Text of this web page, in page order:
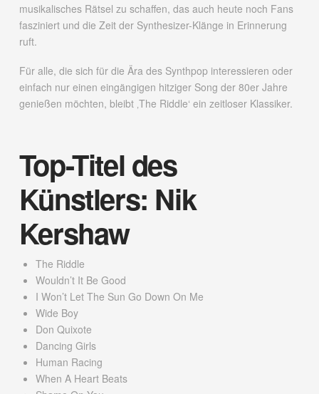
musikalisches Rätsel zu schaffen, das auch heute noch Fans
fasziniert und die Zeit der Synthesizer-Klänge in Erinnerung
ruft.
Für alle, die sich für die Ära des Synthpop interessieren oder
einfach nur einen eingängigen hitziger Song der 80er Jahre
genießen möchten, bleibt ‚The Riddle‘ ein zeitloser Klassiker.
Top-Titel des
Künstlers: Nik
Kershaw
The Riddle
Wouldn’t It Be Good
I Won’t Let The Sun Go Down On Me
Wide Boy
Don Quixote
Dancing Girls
Human Racing
When A Heart Beats